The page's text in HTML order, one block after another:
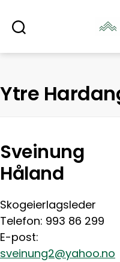
Ytre
Sveinung
Håland
Skogeierlagsleder
Telefon: 993 86 299
E-post:
sveinung2@yahoo.no